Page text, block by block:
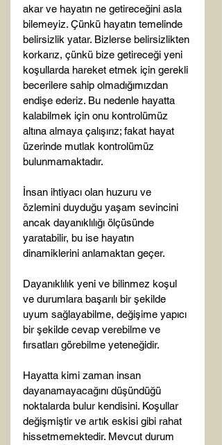
akar ve hayatın ne getireceğini asla
bilemeyiz. Çünkü hayatın temelinde
belirsizlik yatar. Bizlerse belirsizlikten
korkarız, çünkü bize getireceği yeni
koşullarda hareket etmek için gerekli
becerilere sahip olmadığımızdan
endişe ederiz. Bu nedenle hayatta
kalabilmek için onu kontrolümüz
altına almaya çalışırız; fakat hayat
üzerinde mutlak kontrolümüz
bulunmamaktadır.
İnsan ihtiyacı olan huzuru ve
özlemini duyduğu yaşam sevincini
ancak dayanıklılığı ölçüsünde
yaratabilir, bu ise hayatın
dinamiklerini anlamaktan geçer.
Dayanıklılık yeni ve bilinmez koşul
ve durumlara başarılı bir şekilde
uyum sağlayabilme, değişime yapıcı
bir şekilde cevap verebilme ve
fırsatları görebilme yeteneğidir.
Hayatta kimi zaman insan
dayanamayacağını düşündüğü
noktalarda bulur kendisini. Koşullar
değişmiştir ve artık eskisi gibi rahat
hissetmemektedir. Mevcut durum